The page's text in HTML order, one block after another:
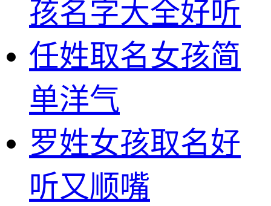
孩名字大全好听
任姓取名女孩简
单洋气
罗姓女孩取名好
听又顺嘴